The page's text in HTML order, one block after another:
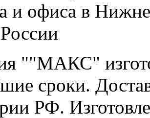
и офиса в
""МАКС"
сроки.
РФ.